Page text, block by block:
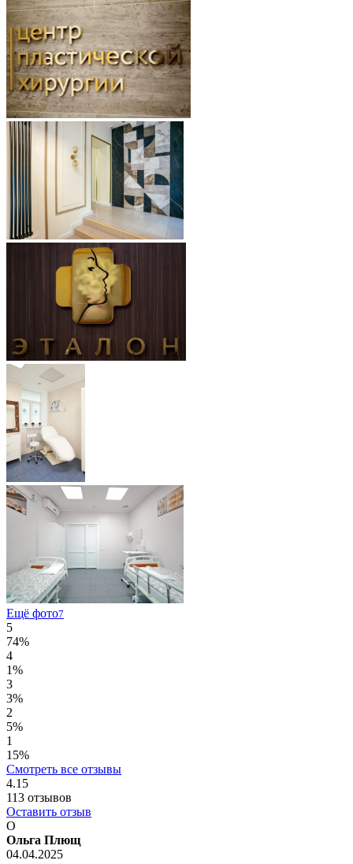
Ещё фото7
5
74%
4
1%
3
3%
2
5%
1
15%
Смотреть все отзывы
4.15
113 отзывов
Оставить отзыв
О
Ольга Плющ
04.04.2025